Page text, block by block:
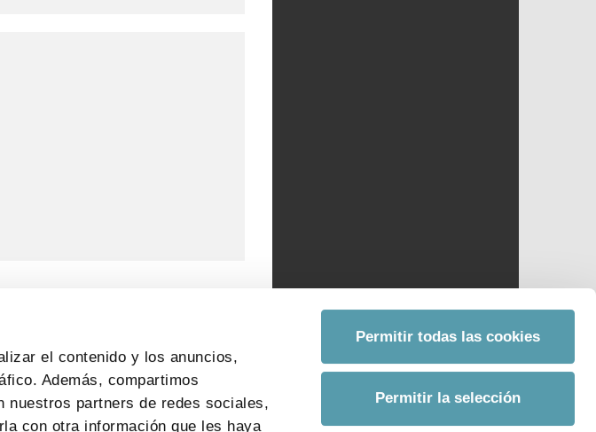
el contenido y los anuncios,
Además, compartimos
nuestros partners de redes sociales,
con otra información que les haya
Permitir todas las cookies
Permitir la selección